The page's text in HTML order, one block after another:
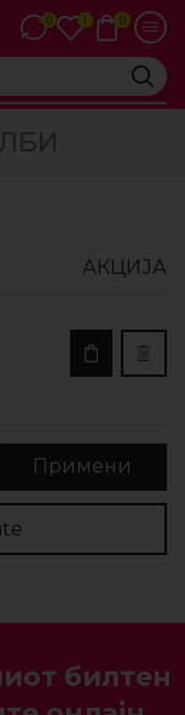
0 1 0
АКЦИЈА
Примени
билтен